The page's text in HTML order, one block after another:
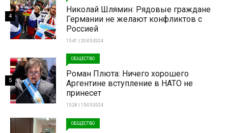
Николай Шлямин: Рядовые граждане
Германии не желают конфликтов с
Россией
15:41 | 20-05-2024
4
ОБЩЕСТВО
Роман Плюта: Ничего хорошего
Аргентине вступление в НАТО не
принесет
15:28 | 15-05-2024
5
ОБЩЕСТВО